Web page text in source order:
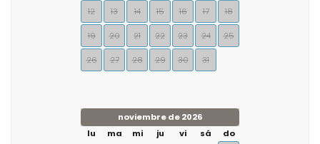
12 13 14 15 16 17 18
19 20 21 22 23 24 25
26 27 28 29 30 31
noviembre de 2026
lu
ma mi ju vi sá
do